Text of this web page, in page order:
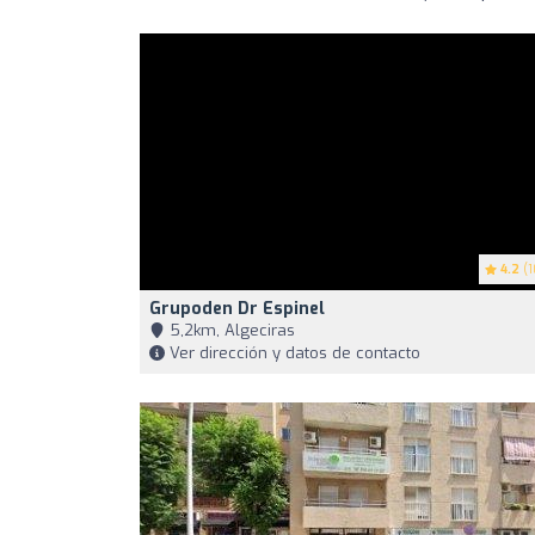
4.2
Grupoden Dr Espinel
5,2km, Algeciras
Ver dirección y datos de contacto